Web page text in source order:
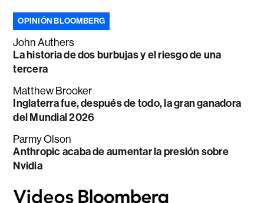
OPINIÓN BLOOMBERG
John Authers
La historia de dos burbujas y el riesgo de una
tercera
Matthew Brooker
Inglaterra fue, después de todo, la gran ganadora
del Mundial 2026
Parmy Olson
Anthropic acaba de aumentar la presión sobre
Nvidia